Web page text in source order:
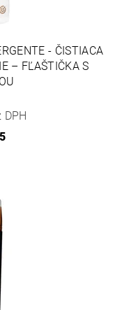
- ČISTIACA
– FĽAŠTIČKA S
DPH